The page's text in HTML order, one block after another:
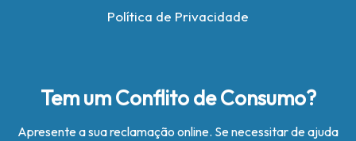
Política de Privacidade
Tem um Conflito de Consumo?
Apresente a sua reclamação online. Se necessitar de ajuda